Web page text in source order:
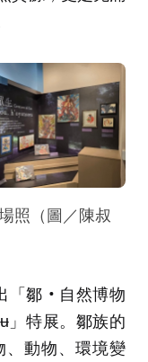
照（圖／陳叔
「鄒 • 自然博物
特展。鄒族的
、動物、環境變